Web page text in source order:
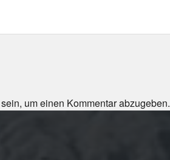
sein, um einen Kommentar abzugeben.